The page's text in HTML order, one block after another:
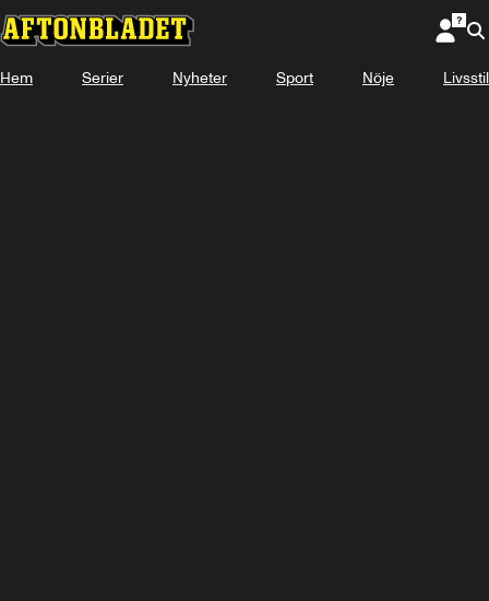
Hem Serier Nyheter Sport Nöje Livsstil